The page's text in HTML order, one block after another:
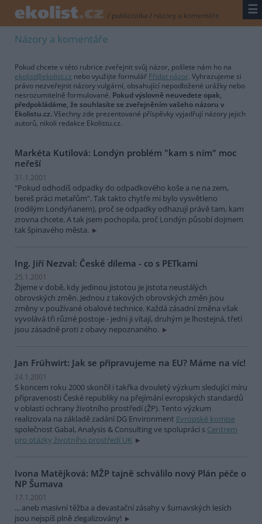
/ publicistika / názory a komentáře ☰
Názory a komentáře
Pokud chcete v této rubrice zveřejnit svůj názor, pošlete nám ho na
ekolist@ekolist.cz nebo využijte formulář Přidat názor. Vyhrazujeme si
právo nezveřejnit názory vulgární, obsahující nepodložené urážky nebo
nesrozumitelně formulované. Pokud výslovně neuvedete opak,
předpokládáme, že souhlasíte se zveřejněním vašeho názoru v
Ekolistu.cz. Všechny zde prezentované příspěvky vyjadřují názory jejich
autorů, nikoli redakce Ekolistu.cz.
Markéta Kutilová: Londýn problém "kam s ním" moc
neřeší
31.1.2001
"Pokud odhodíš odpadky do odpadkového koše a ne na zem,
bereš práci metařům". Tak takto chytře mi bylo vysvětleno
(rodilým Londýňanem), proč se odpadky odhazují právě tam, kam
zrovna chcete. A tak jsem pochopila, proč Londýn působí dojmem
tak špinavého města.
Ing. Jiří Nezval: České dilema - co s PETkami
25.1.2001
Žijeme v době, kdy jedinou jistotou je jistota neustálých
obrovských změn. Jednou z takových obrovských změn jsou
změny v používané obalové technice. Každá zásadní změna však
vyvolává tři různé postoje - jedni ji vítají, druhým je lhostejná, třetí
jsou zásadně proti z obavy nepoznaného.
Jan Frühwirt: Jak se připravujeme na EU? Máme na víc!
24.1.2001
S koncem roku 2000 skončil i takřka dvouletý výzkum sledující míru
připravenosti České republiky na přejímání evropských standardů
v oblasti ochrany životního prostředí (ŽP). Tento výzkum
realizovala na základě zadání DG Environment Evropské komise
společnost Gabal, Analysis & Consulting ve spolupráci s Centrem
pro otázky životního prostředí UK
Ivona Matějková: MŽP tajně schválilo nový Plán péče o
NP Šumava
17.1.2001
... aneb masivní těžba a devastační zásahy v šumavských lesích
jsou nejspíš plně zlegalizovány!